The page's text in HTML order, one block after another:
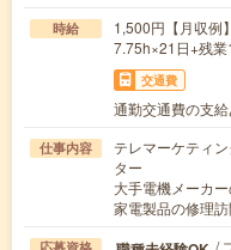
時給
1,500円【月収例
7.75h×21日+残
交通費
通勤交通費の支給
仕事内容
テレマーケティ
ター
大手電機メーカ
家電製品の修理